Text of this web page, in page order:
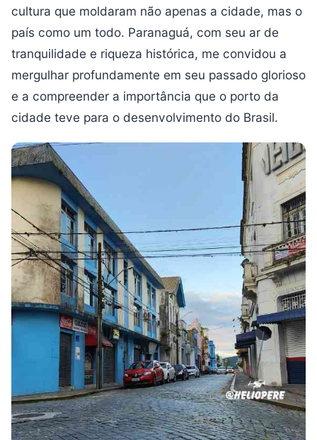
cultura que moldaram não apenas a cidade, mas o
país como um todo. Paranaguá, com seu ar de
tranquilidade e riqueza histórica, me convidou a
mergulhar profundamente em seu passado glorioso
e a compreender a importância que o porto da
cidade teve para o desenvolvimento do Brasil.